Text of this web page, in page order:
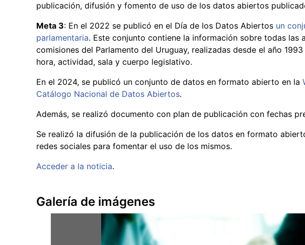
publicación, difusión y fomento de uso de los datos abiertos
Meta 3: En el 2022 se publicó en el Día de los Datos Abiertos un
parlamentaria. Este conjunto contiene la información sobre todas las
comisiones del Parlamento del Uruguay, realizadas desde el año
hora, actividad, sala y cuerpo legislativo.
En el 2024, se publicó un conjunto de datos en formato abierto en la
Catálogo Nacional de Datos Abiertos.
Además, se realizó documento con plan de publicación con fechas
Se realizó la difusión de la publicación de los datos en formato
redes sociales para fomentar el uso de los mismos.
Acceder a la noticia.
Galería de imágenes